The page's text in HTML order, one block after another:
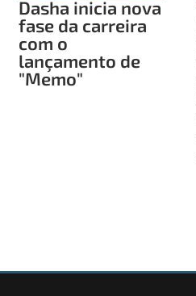
Dasha inicia nova
fase da carreira
com o
lançamento de
"Memo"